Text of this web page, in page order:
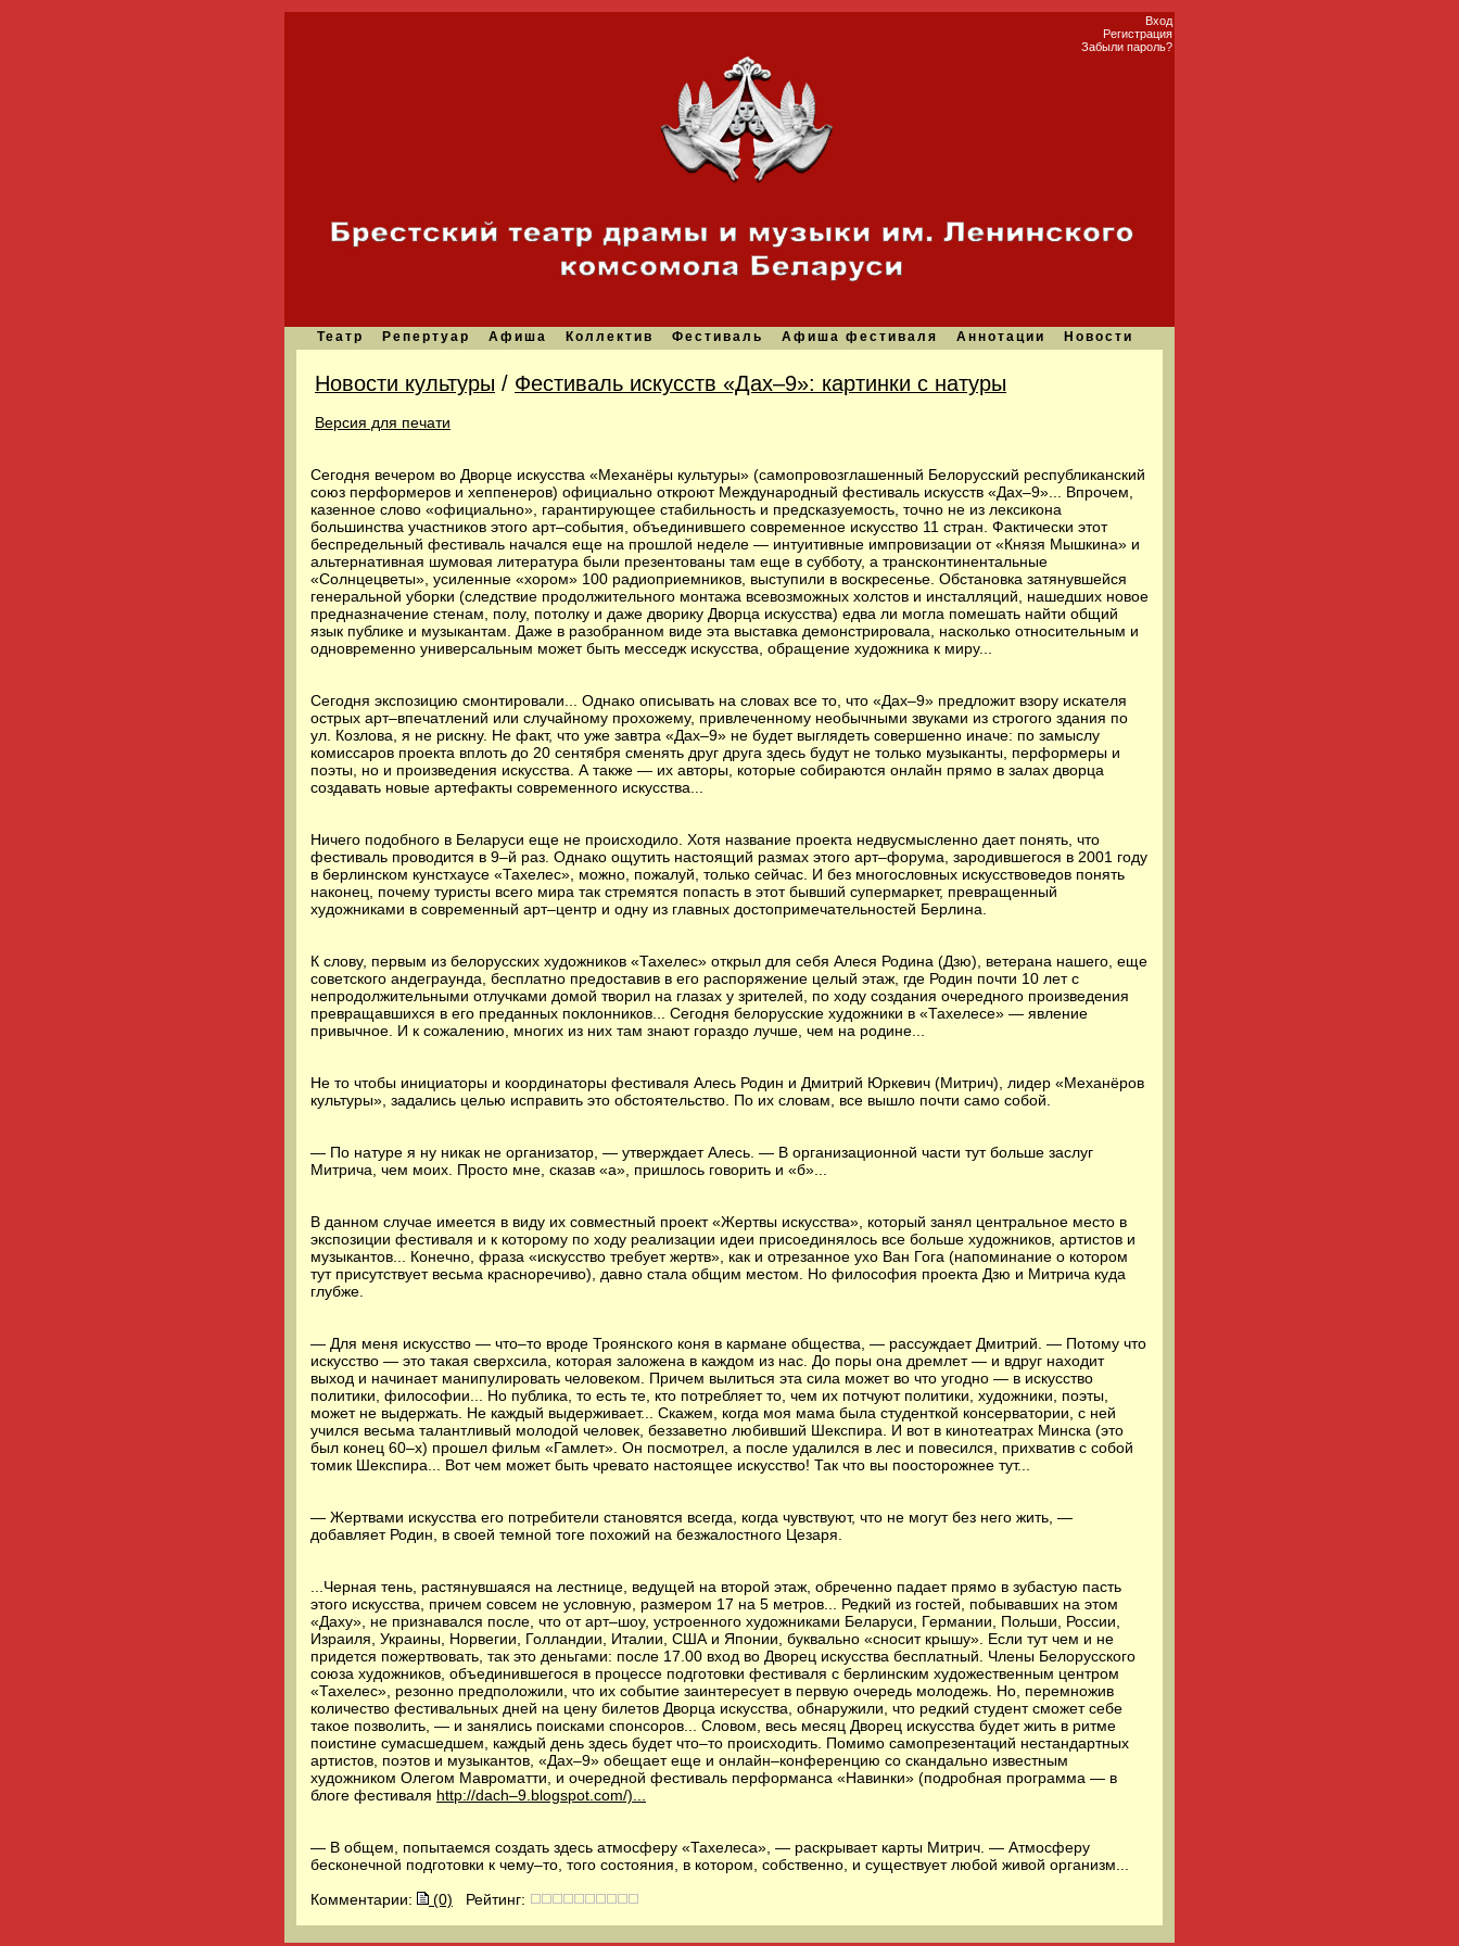
Вход
Регистрация
Забыли пароль?
Театр Репертуар Афиша Коллектив Фестиваль Афиша фестиваля Аннотации Новости
Новости культуры / Фестиваль искусств «Дах–9»: картинки с натуры
Версия для печати
Сегодня вечером во Дворце искусства «Механёры культуры» (самопровозглашенный Белорусский республиканский
союз перформеров и хеппенеров) официально откроют Международный фестиваль искусств «Дах–9»... Впрочем,
казенное слово «официально», гарантирующее стабильность и предсказуемость, точно не из лексикона
большинства участников этого арт–события, объединившего современное искусство 11 стран. Фактически этот
беспредельный фестиваль начался еще на прошлой неделе — интуитивные импровизации от «Князя Мышкина» и
альтернативная шумовая литература были презентованы там еще в субботу, а трансконтинентальные
«Солнцецветы», усиленные «хором» 100 радиоприемников, выступили в воскресенье. Обстановка затянувшейся
генеральной уборки (следствие продолжительного монтажа всевозможных холстов и инсталляций, нашедших новое
предназначение стенам, полу, потолку и даже дворику Дворца искусства) едва ли могла помешать найти общий
язык публике и музыкантам. Даже в разобранном виде эта выставка демонстрировала, насколько относительным и
одновременно универсальным может быть месседж искусства, обращение художника к миру...
Сегодня экспозицию смонтировали... Однако описывать на словах все то, что «Дах–9» предложит взору искателя
острых арт–впечатлений или случайному прохожему, привлеченному необычными звуками из строгого здания по
ул. Козлова, я не рискну. Не факт, что уже завтра «Дах–9» не будет выглядеть совершенно иначе: по замыслу
комиссаров проекта вплоть до 20 сентября сменять друг друга здесь будут не только музыканты, перформеры и
поэты, но и произведения искусства. А также — их авторы, которые собираются онлайн прямо в залах дворца
создавать новые артефакты современного искусства...
Ничего подобного в Беларуси еще не происходило. Хотя название проекта недвусмысленно дает понять, что
фестиваль проводится в 9–й раз. Однако ощутить настоящий размах этого арт–форума, зародившегося в 2001 году
в берлинском кунстхаусе «Тахелес», можно, пожалуй, только сейчас. И без многословных искусствоведов понять
наконец, почему туристы всего мира так стремятся попасть в этот бывший супермаркет, превращенный
художниками в современный арт–центр и одну из главных достопримечательностей Берлина.
К слову, первым из белорусских художников «Тахелес» открыл для себя Алеся Родина (Дзю), ветерана нашего, еще
советского андеграунда, бесплатно предоставив в его распоряжение целый этаж, где Родин почти 10 лет с
непродолжительными отлучками домой творил на глазах у зрителей, по ходу создания очередного произведения
превращавшихся в его преданных поклонников... Сегодня белорусские художники в «Тахелесе» — явление
привычное. И к сожалению, многих из них там знают гораздо лучше, чем на родине...
Не то чтобы инициаторы и координаторы фестиваля Алесь Родин и Дмитрий Юркевич (Митрич), лидер «Механёров
культуры», задались целью исправить это обстоятельство. По их словам, все вышло почти само собой.
— По натуре я ну никак не организатор, — утверждает Алесь. — В организационной части тут больше заслуг
Митрича, чем моих. Просто мне, сказав «а», пришлось говорить и «б»...
В данном случае имеется в виду их совместный проект «Жертвы искусства», который занял центральное место в
экспозиции фестиваля и к которому по ходу реализации идеи присоединялось все больше художников, артистов и
музыкантов... Конечно, фраза «искусство требует жертв», как и отрезанное ухо Ван Гога (напоминание о котором
тут присутствует весьма красноречиво), давно стала общим местом. Но философия проекта Дзю и Митрича куда
глубже.
— Для меня искусство — что–то вроде Троянского коня в кармане общества, — рассуждает Дмитрий. — Потому что
искусство — это такая сверхсила, которая заложена в каждом из нас. До поры она дремлет — и вдруг находит
выход и начинает манипулировать человеком. Причем вылиться эта сила может во что угодно — в искусство
политики, философии... Но публика, то есть те, кто потребляет то, чем их потчуют политики, художники, поэты,
может не выдержать. Не каждый выдерживает... Скажем, когда моя мама была студенткой консерватории, с ней
учился весьма талантливый молодой человек, беззаветно любивший Шекспира. И вот в кинотеатрах Минска (это
был конец 60–х) прошел фильм «Гамлет». Он посмотрел, а после удалился в лес и повесился, прихватив с собой
томик Шекспира... Вот чем может быть чревато настоящее искусство! Так что вы поосторожнее тут...
— Жертвами искусства его потребители становятся всегда, когда чувствуют, что не могут без него жить, —
добавляет Родин, в своей темной тоге похожий на безжалостного Цезаря.
...Черная тень, растянувшаяся на лестнице, ведущей на второй этаж, обреченно падает прямо в зубастую пасть
этого искусства, причем совсем не условную, размером 17 на 5 метров... Редкий из гостей, побывавших на этом
«Даху», не признавался после, что от арт–шоу, устроенного художниками Беларуси, Германии, Польши, России,
Израиля, Украины, Норвегии, Голландии, Италии, США и Японии, буквально «сносит крышу». Если тут чем и не
придется пожертвовать, так это деньгами: после 17.00 вход во Дворец искусства бесплатный. Члены Белорусского
союза художников, объединившегося в процессе подготовки фестиваля с берлинским художественным центром
«Тахелес», резонно предположили, что их событие заинтересует в первую очередь молодежь. Но, перемножив
количество фестивальных дней на цену билетов Дворца искусства, обнаружили, что редкий студент сможет себе
такое позволить, — и занялись поисками спонсоров... Словом, весь месяц Дворец искусства будет жить в ритме
поистине сумасшедшем, каждый день здесь будет что–то происходить. Помимо самопрезентаций нестандартных
артистов, поэтов и музыкантов, «Дах–9» обещает еще и онлайн–конференцию со скандально известным
художником Олегом Мавроматти, и очередной фестиваль перформанса «Навинки» (подробная программа — в
блоге фестиваля http://dach–9.blogspot.com/)...
— В общем, попытаемся создать здесь атмосферу «Тахелеса», — раскрывает карты Митрич. — Атмосферу
бесконечной подготовки к чему–то, того состояния, в котором, собственно, и существует любой живой организм...
Комментарии:
(0) Рейтинг: